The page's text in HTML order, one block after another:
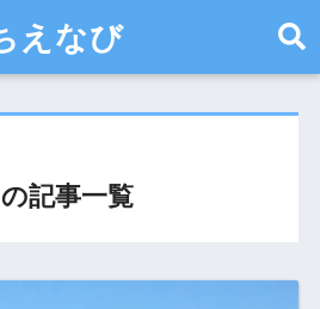
えなび
の記事一覧